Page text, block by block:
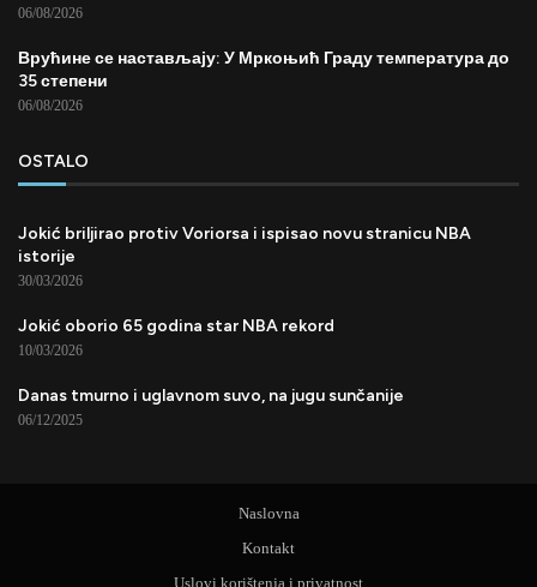
06/08/2026
Врућине се настављају: У Мркоњић Граду температура до
35 степени
06/08/2026
OSTALO
Jokić briljirao protiv Voriorsa i ispisao novu stranicu NBA
istorije
30/03/2026
Jokić oborio 65 godina star NBA rekord
10/03/2026
Danas tmurno i uglavnom suvo, na jugu sunčanije
06/12/2025
Naslovna
Kontakt
Uslovi korištenja i privatnost